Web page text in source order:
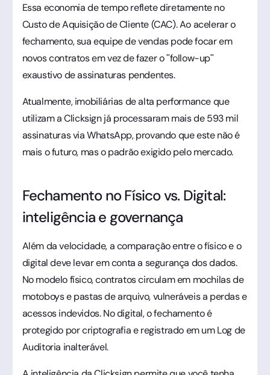
Essa economia de tempo reflete diretamente no
Custo de Aquisição de Cliente (CAC). Ao acelerar o
fechamento, sua equipe de vendas pode focar em
novos contratos em vez de fazer o "follow-up"
exaustivo de assinaturas pendentes.
Atualmente, imobiliárias de alta performance que
utilizam a Clicksign já processaram mais de 593 mil
assinaturas via WhatsApp, provando que este não é
mais o futuro, mas o padrão exigido pelo mercado.
Fechamento no Físico vs. Digital:
inteligência e governança
Além da velocidade, a comparação entre o físico e o
digital deve levar em conta a segurança dos dados.
No modelo físico, contratos circulam em mochilas de
motoboys e pastas de arquivo, vulneráveis a perdas e
acessos indevidos. No digital, o fechamento é
protegido por criptografia e registrado em um Log de
Auditoria inalterável.